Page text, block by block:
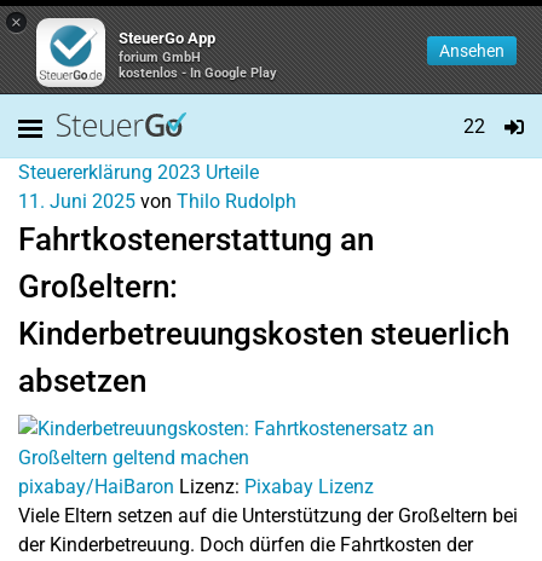
×
SteuerGo App
forium GmbH
kostenlos - In Google Play
Ansehen
22
Steuererklärung 2023 Urteile
11. Juni 2025 von Thilo Rudolph
Fahrtkostenerstattung an
Großeltern:
Kinderbetreuungskosten steuerlich
absetzen
pixabay/HaiBaron Lizenz: Pixabay Lizenz
Viele Eltern setzen auf die Unterstützung der Großeltern bei
der Kinderbetreuung. Doch dürfen die Fahrtkosten der